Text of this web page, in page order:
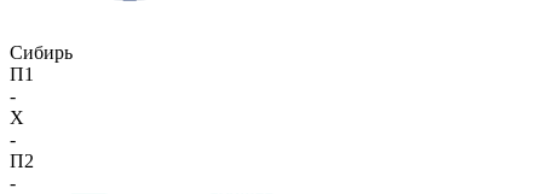
Сибирь
П1
-
X
-
П2
-